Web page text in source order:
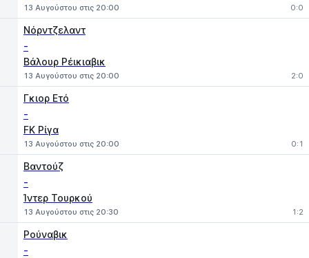
13 Αυγούστου στις 20:00 0:0
Νόρντζελαντ
-
Βάλουρ Ρέικιαβικ
13 Αυγούστου στις 20:00 2:0
Γκιορ Ετό
-
FK Ρίγα
13 Αυγούστου στις 20:00 0:1
Βαντούζ
-
Ίντερ Τουρκού
13 Αυγούστου στις 20:30 1:2
Ρούναβικ
-